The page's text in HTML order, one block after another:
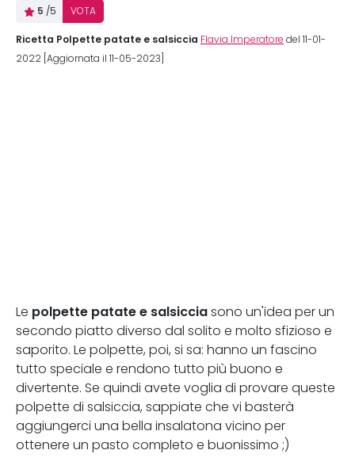
5 /5 VOTA
Ricetta Polpette patate e salsiccia Flavia Imperatore del 11-01-
2022 [Aggiornata il 11-05-2023]
Le polpette patate e salsiccia sono un'idea per un
secondo piatto diverso dal solito e molto sfizioso e
saporito. Le polpette, poi, si sa: hanno un fascino
tutto speciale e rendono tutto più buono e
divertente. Se quindi avete voglia di provare queste
polpette di salsiccia, sappiate che vi basterà
aggiungerci una bella insalatona vicino per
ottenere un pasto completo e buonissimo ;)